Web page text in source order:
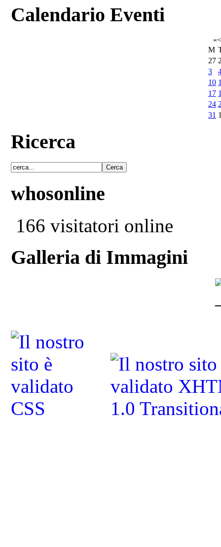
Calendario Eventi
«<
M
27
3
10
17
24
31
Ricerca
whosonline
166 visitatori online
Galleria di Immagini